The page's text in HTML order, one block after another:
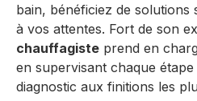
bain, bénéficiez de solutions
à vos attentes. Fort de son
chauffagiste prend en
en supervisant chaque
diagnostic aux finitions les